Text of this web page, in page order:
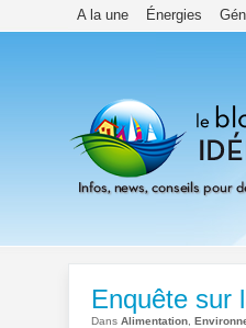
A la une Énergies
Enquête sur
Dans Alimentation